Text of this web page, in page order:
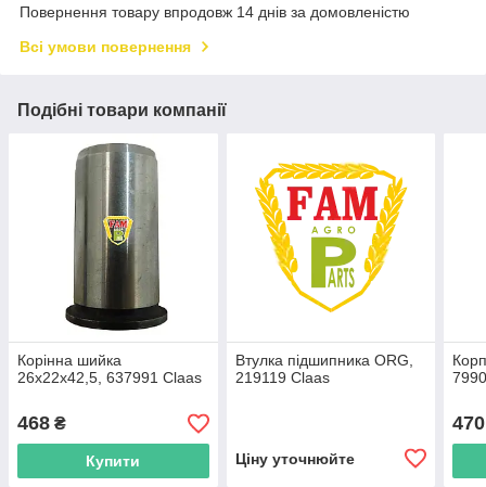
Повернення товару впродовж 14 днів за домовленістю
Всі умови повернення
Подібні товари компанії
Корінна шийка
26х22х42,5, 637991 Claas
468 ₴
Купити
Втулка підшипника ORG,
219119 Claas
Ціну уточнюйте
470